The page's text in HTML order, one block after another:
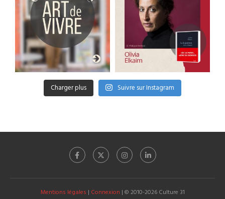
Charger plus Suivre sur Instagram
Mentions légales | Connexion | © 2010-2026 Culture 31